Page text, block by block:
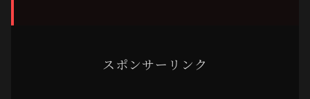
スポンサーリンク